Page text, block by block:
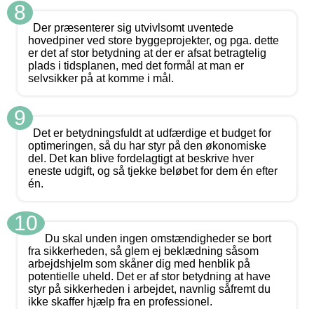
8
Der præsenterer sig utvivlsomt uventede
hovedpiner ved store byggeprojekter, og pga. dette
er det af stor betydning at der er afsat betragtelig
plads i tidsplanen, med det formål at man er
selvsikker på at komme i mål.
9
Det er betydningsfuldt at udfærdige et budget for
optimeringen, så du har styr på den økonomiske
del. Det kan blive fordelagtigt at beskrive hver
eneste udgift, og så tjekke beløbet for dem én efter
én.
10
Du skal unden ingen omstændigheder se bort
fra sikkerheden, så glem ej beklædning såsom
arbejdshjelm som skåner dig med henblik på
potentielle uheld. Det er af stor betydning at have
styr på sikkerheden i arbejdet, navnlig såfremt du
ikke skaffer hjælp fra en professionel.